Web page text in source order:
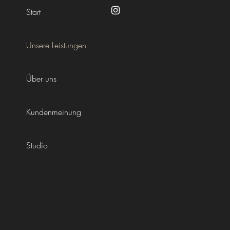
Start
Unsere Leistungen
Über uns
Kundenmeinung
Studio